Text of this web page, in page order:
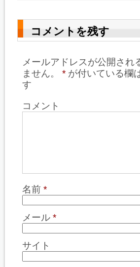
コメントを残す
メールアドレスが公開され
ません。
* が付いている欄
す
コメント
名前 *
メール *
サイト